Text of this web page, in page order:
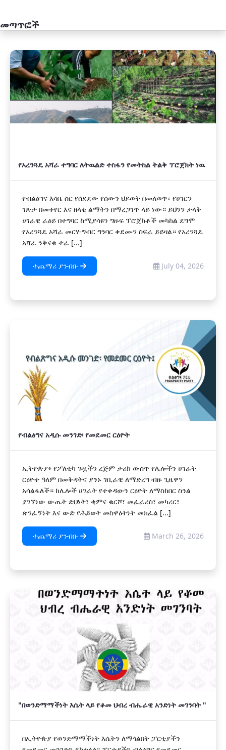
መጣጥፎች
አዲስ
የአረንጓዴ አሻራ ተግባር ለትዉልድ ተስፋን የመትከል ትልቅ ፕሮጀክት ነዉ
የብልፅግና እሳቤ ስር የሰደደው የሰውን ህይወት በመለወጥ፣ የሀገርን
ገጽታ በመቀየር እና ዘላቂ ልማትን በማረጋገጥ ላይ ነው። ይህንን ታላቅ
ሀገራዊ ራዕይ በተግባር ከሚያሳዩን ግዙፍ ፕሮጀክቶች መካከል ደግሞ
የአረንጓዴ አሻራ መርሃ-ግብር ግንባር ቀደሙን ስፍራ ይይዛል። የአረንጓዴ
አሻራ ንቅናቄ ተራ [...]
ተጨማሪ ያንብቡ July 04, 2026
የብልፅግና አዲሱ መንገድ፡ የመደመር ርዕዮት
ኢትዮጵያ፥ የፖለቲካ ጉዟችን ረጅም ታሪክ ውስጥ የሌሎችን ሀገራት
ርዕዮተ ዓለም በመቅዳትና ያንኑ ገቢራዊ ለማድረግ ብዙ ጊዜዋን
አሳልፋለች። ከሌሎች ሀገራት የተቀዳውን ርዕዮት ለማስከበር ስንል
ያገኘነው ውጤት ድህነት፣ ቂምና ቁርሾ፣ መፈራረስ፣ መካረር፣
ጽንፈኝነት እና ውድ የሕይወት መስዋዕትነት መክፈል [...]
ተጨማሪ ያንብቡ March 26, 2026
"በወንድማማችነት እሴት ላይ የቆመ ህብረ ብሔራዊ አንድነት መገንባት "
በኢትዮጵያ የወንድማማችነት እሴትን ለማጎልበት ፓርቲያችን